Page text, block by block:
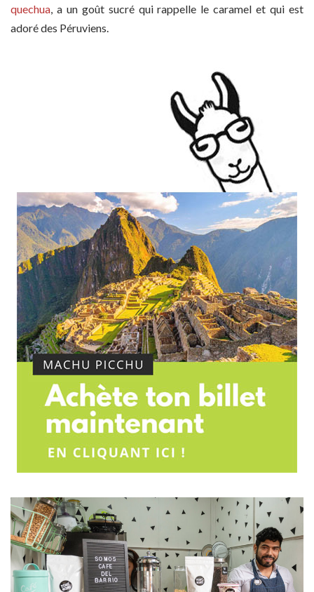
quechua, a un goût sucré qui rappelle le caramel et qui est
adoré des Péruviens.